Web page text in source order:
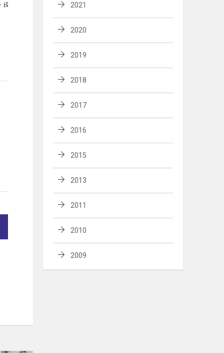
iš
2021
2020
2019
2018
2017
2016
2015
2013
2011
2010
2009